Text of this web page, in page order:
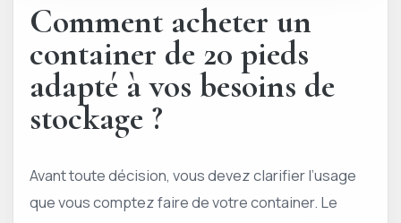
Comment acheter un
container de 20 pieds
adapté à vos besoins de
stockage ?
Avant toute décision, vous devez clarifier l’usage
que vous comptez faire de votre container. Le